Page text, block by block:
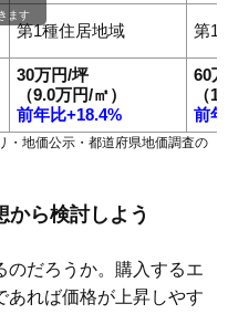
第1種住居地域 第1
30万円/坪
（9.0万円/㎡）
前年比+18.4%
60
（
前
ます
・地価公示・都道府県地価調査の
から検討しよう
だろうか。購入するエ
あれば価格が上昇しやす